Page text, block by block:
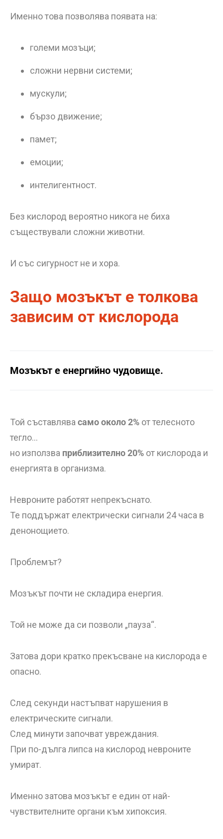
Именно това позволява появата на:
големи мозъци;
сложни нервни системи;
мускули;
бързо движение;
памет;
емоции;
интелигентност.
Без кислород вероятно никога не биха
съществували сложни животни.
И със сигурност не и хора.
Защо мозъкът е толкова
зависим от кислорода
Мозъкът е енергийно чудовище.
Той съставлява само около 2% от телесното
тегло…
но използва приблизително 20% от кислорода и
енергията в организма.
Невроните работят непрекъснато.
Те поддържат електрически сигнали 24 часа в
денонощието.
Проблемът?
Мозъкът почти не складира енергия.
Той не може да си позволи „пауза“.
Затова дори кратко прекъсване на кислорода е
опасно.
След секунди настъпват нарушения в
електрическите сигнали.
След минути започват увреждания.
При по-дълга липса на кислород невроните
умират.
Именно затова мозъкът е един от най-
чувствителните органи към хипоксия.